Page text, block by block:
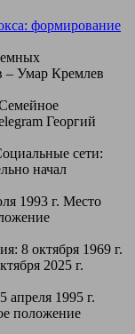
формирование
– Умар Кремлев
Георгий
сети:
начал
1993 г. Место
8 октября 1969 г.
2025 г.
апреля 1995 г.
положение